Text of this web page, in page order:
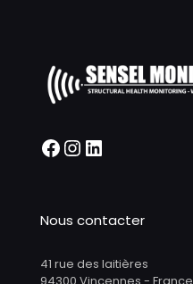
Nous contacter
41 rue des laitières
94300 Vincennes - France